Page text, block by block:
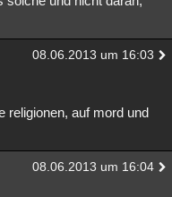
08.06.2013 um 16:03
religionen, auf mord und
08.06.2013 um 16:04